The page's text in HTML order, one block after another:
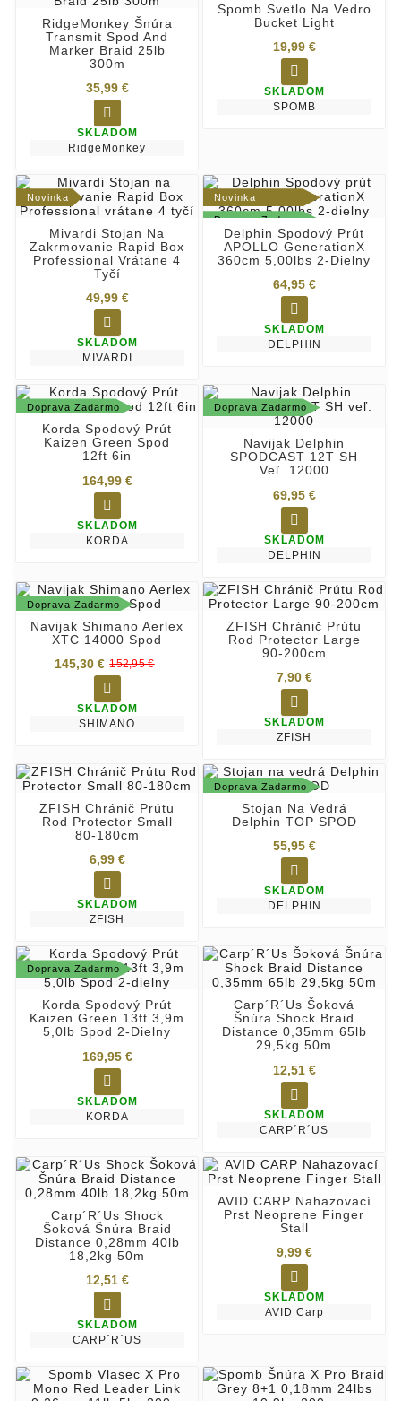
RidgeMonkey Šnúra
Transmit Spod And
Marker Braid 25lb
300m
35,99 €

SKLADOM
RidgeMonkey
Spomb Svetlo Na Vedro
Bucket Light
19,99 €

SKLADOM
SPOMB
Novinka
Mivardi Stojan Na
Zakrmovanie Rapid Box
Professional Vrátane 4
Tyčí
49,99 €

SKLADOM
MIVARDI
Novinka
Doprava Zadarmo
Delphin Spodový Prút
APOLLO GenerationX
360cm 5,00lbs 2-Dielny
64,95 €

SKLADOM
DELPHIN
Doprava Zadarmo
Korda Spodový Prút
Kaizen Green Spod
12ft 6in
164,99 €

SKLADOM
KORDA
Doprava Zadarmo
Navijak Delphin
SPODCAST 12T SH
Veľ. 12000
69,95 €

SKLADOM
DELPHIN
Doprava Zadarmo
Navijak Shimano Aerlex
XTC 14000 Spod
145,30 € 152,95 €

SKLADOM
SHIMANO
ZFISH Chránič Prútu
Rod Protector Large
90-200cm
7,90 €

SKLADOM
ZFISH
ZFISH Chránič Prútu
Rod Protector Small
80-180cm
6,99 €

SKLADOM
ZFISH
Doprava Zadarmo
Stojan Na Vedrá
Delphin TOP SPOD
55,95 €

SKLADOM
DELPHIN
Doprava Zadarmo
Korda Spodový Prút
Kaizen Green 13ft 3,9m
5,0lb Spod 2-Dielny
169,95 €

SKLADOM
KORDA
Carp´R´Us Šoková
Šnúra Shock Braid
Distance 0,35mm 65lb
29,5kg 50m
12,51 €

SKLADOM
CARP´R´US
Carp´R´Us Shock
Šoková Šnúra Braid
Distance 0,28mm 40lb
18,2kg 50m
12,51 €

SKLADOM
CARP´R´US
AVID CARP Nahazovací
Prst Neoprene Finger
Stall
9,99 €

SKLADOM
AVID Carp